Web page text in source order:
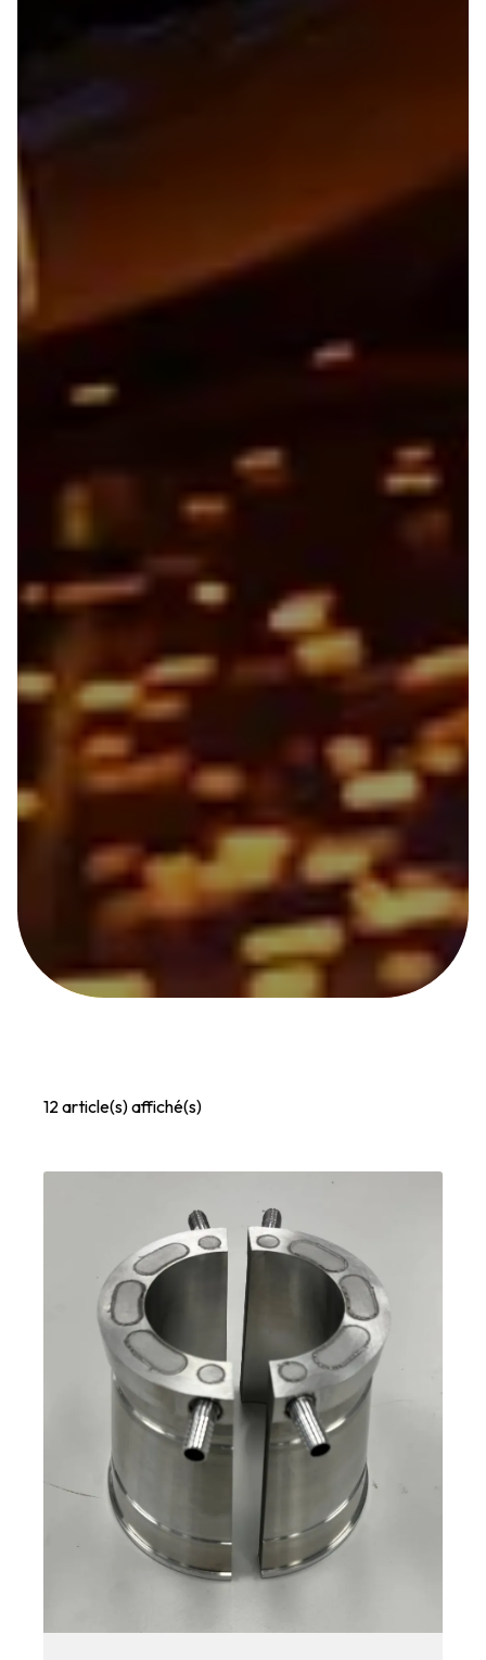
12 article(s) affiché(s)